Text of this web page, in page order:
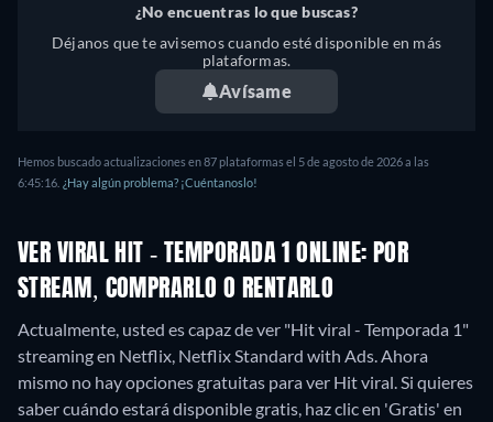
¿No encuentras lo que buscas?
Déjanos que te avisemos cuando esté disponible en más
plataformas.
Avísame
Hemos buscado actualizaciones en 87 plataformas el 5 de agosto de 2026 a las
6:45:16. ¿Hay algún problema? ¡Cuéntanoslo!
VER VIRAL HIT - TEMPORADA 1 ONLINE: POR
STREAM, COMPRARLO O RENTARLO
Actualmente, usted es capaz de ver "Hit viral - Temporada 1"
streaming en Netflix, Netflix Standard with Ads. Ahora
mismo no hay opciones gratuitas para ver Hit viral. Si quieres
saber cuándo estará disponible gratis, haz clic en 'Gratis' en